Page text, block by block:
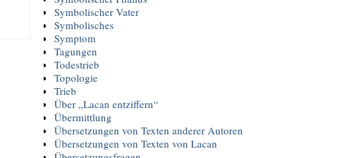
Symbolischer Vater
Symbolisches
Symptom
Tagungen
Todestrieb
Topologie
Trieb
Über „Lacan entziffern“
Übermittlung
Übersetzungen von Texten anderer Autoren
Übersetzungen von Texten von Lacan